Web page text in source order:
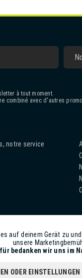
à tout moment.
combiné avec d'autres
notre service
auf deinem Gerät zu und
unsere
bedanken wir uns im
ODER EINSTELLUNGEN